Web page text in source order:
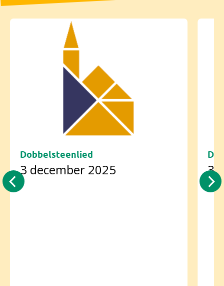
Dobbelsteenlied
3 december 2025 3